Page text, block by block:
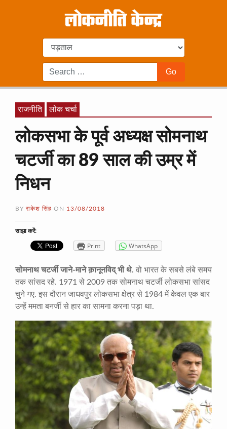
राजनीति लोक चर्चा
लोकसभा के पूर्व अध्यक्ष सोमनाथ
चटर्जी का 89 साल की उम्र में
निधन
BY राकेश सिंह ON 13/08/2018
साझा करें:
Print WhatsApp
सोमनाथ चटर्जी जाने-माने क़ानूनविद् भी थे. वो भारत के सबसे लंबे समय
तक सांसद रहे. 1971 से 2009 तक सोमनाथ चटर्जी लोकसभा सांसद
चुने गए. इस दौरान जाधवपुर लोकसभा क्षेत्र से 1984 में केवल एक बार
उन्हें ममता बनर्जी से हार का सामना करना पड़ा था.